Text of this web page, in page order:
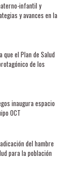
infantil y
y avances en la
que el Plan de Salud
de los
inaugura espacio
OCT
del hambre
para la población